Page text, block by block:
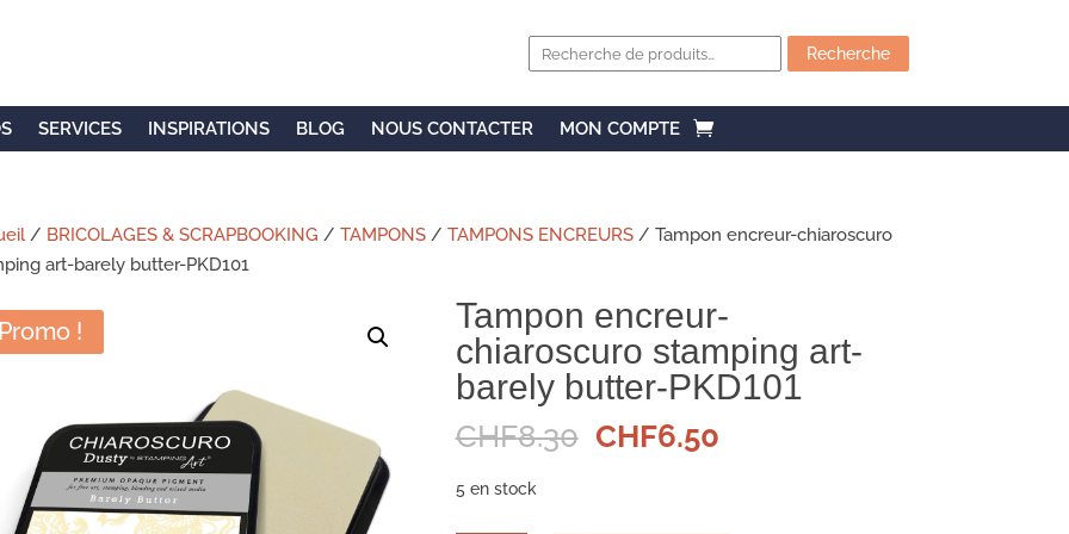
pour :
Recherche
SERVICES INSPIRATIONS BLOG NOUS CONTACTER MON COMPTE
/ BRICOLAGES & SCRAPBOOKING / TAMPONS/ TAMPONS ENCREURS/ Tampon encreur-chiaroscuro
art-barely butter-PKD101
!
Tampon encreur-
chiaroscuro stamping art-
barely butter-PKD101
CHF8.30 Le
CHF6.50Le
5 en stock